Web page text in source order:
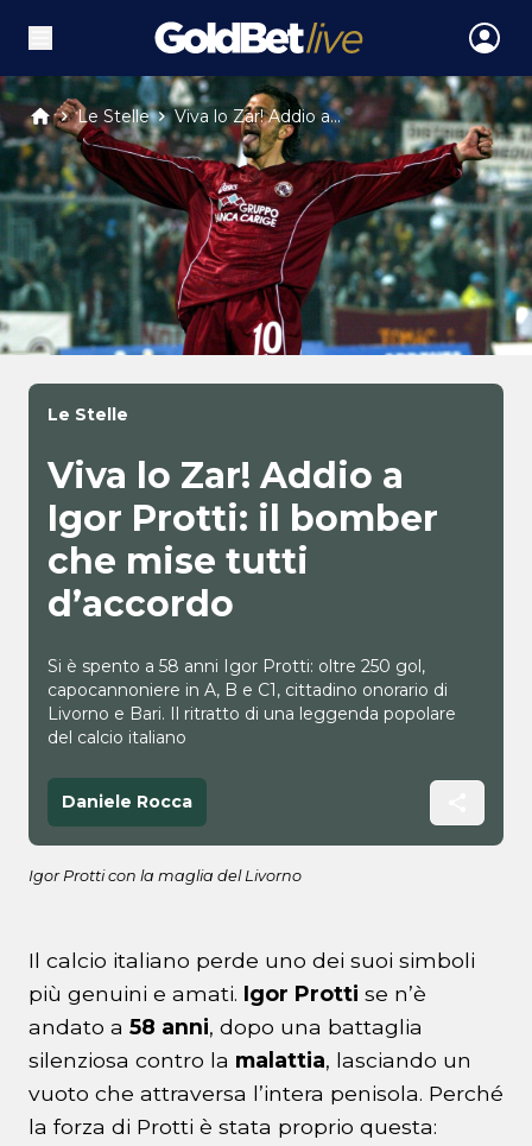
Le Stelle Viva lo Zar! Addio a...
Le Stelle
Viva lo Zar! Addio a
Igor Protti: il bomber
che mise tutti
d’accordo
Si è spento a 58 anni Igor Protti: oltre 250 gol,
capocannoniere in A, B e C1, cittadino onorario di
Livorno e Bari. Il ritratto di una leggenda popolare
del calcio italiano
Daniele Rocca
Igor Protti con la maglia del Livorno
Il calcio italiano perde uno dei suoi simboli
più genuini e amati. Igor Protti se n’è
andato a 58 anni, dopo una battaglia
silenziosa contro la malattia, lasciando un
vuoto che attraversa l’intera penisola. Perché
la forza di Protti è stata proprio questa: